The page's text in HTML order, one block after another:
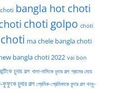
bangla hot choti
choti golpo choti
ma chele bangla choti
bangla choti 2022 vai bon
চুদার গল্প খালা-মাসিকে চুদার গল্প গ্রামের মেয়ে
ফুফুকে চুদার গল্প প্রেমিক-প্রেমিকাকে চুদার গল্প বন্ধু-